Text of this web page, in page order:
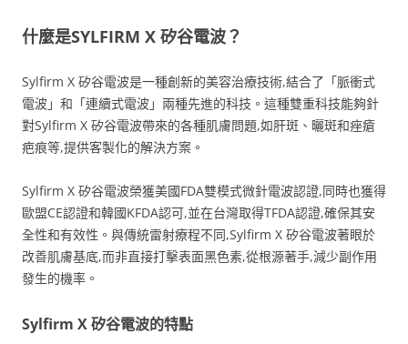
什麼是SYLFIRM X 矽谷電波？
Sylfirm X 矽谷電波是一種創新的美容治療技術,結合了「脈衝式
電波」和「連續式電波」兩種先進的科技。這種雙重科技能夠針
對Sylfirm X 矽谷電波帶來的各種肌膚問題,如肝斑、曬斑和痤瘡
疤痕等,提供客製化的解決方案。
Sylfirm X 矽谷電波榮獲美國FDA雙模式微針電波認證,同時也獲得
歐盟CE認證和韓國KFDA認可,並在台灣取得TFDA認證,確保其安
全性和有效性。與傳統雷射療程不同,Sylfirm X 矽谷電波著眼於
改善肌膚基底,而非直接打擊表面黑色素,從根源著手,減少副作用
發生的機率。
Sylfirm X 矽谷電波的特點